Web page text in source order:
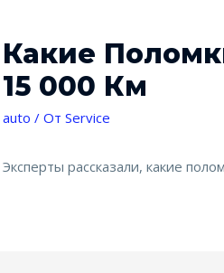
Какие
15 000 Км
auto / От Service
Эксперты рассказали, какие